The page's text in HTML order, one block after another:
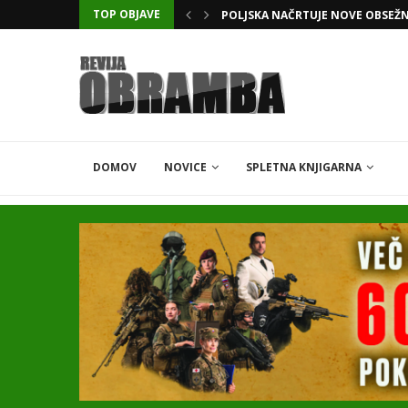
TOP OBJAVE KATARSKI DELNIČAR ZAPLETEL
DOMOV NOVICE SPLETNA KNJIGARNA